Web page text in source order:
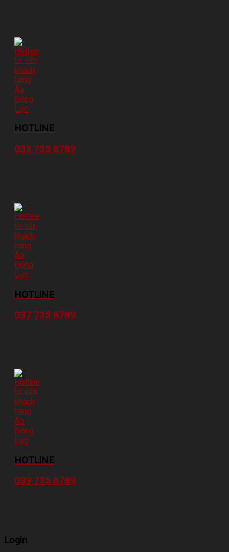
HOTLINE
033 735 8789
HOTLINE
037 735 8789
HOTLINE
039 735 8789
Login